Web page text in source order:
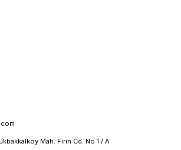
Mah. Fırın Cd. No 1 / A